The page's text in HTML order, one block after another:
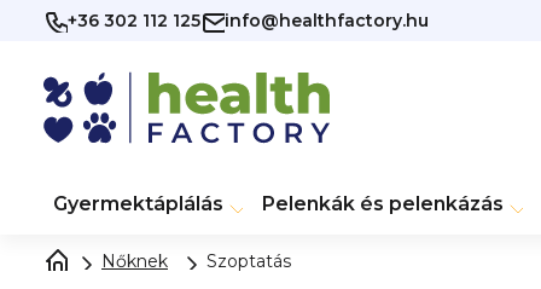
Ugrás
tartalomhoz
+36 302 112 125 info@healthfactory.hu
Gyermektáplálás Pelenkák és pelenkázás
Nőknek Szoptatás